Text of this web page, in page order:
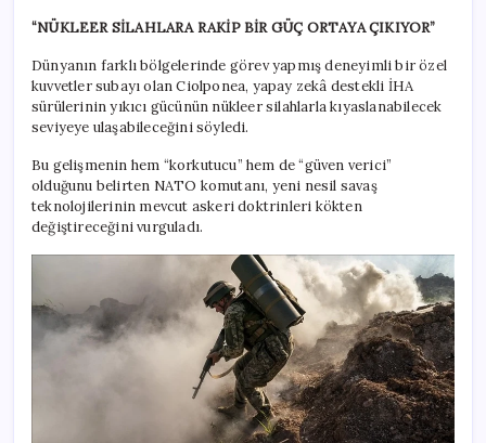
“NÜKLEER SİLAHLARA RAKİP BİR GÜÇ ORTAYA ÇIKIYOR”
Dünyanın farklı bölgelerinde görev yapmış deneyimli bir özel
kuvvetler subayı olan Ciolponea, yapay zekâ destekli İHA
sürülerinin yıkıcı gücünün nükleer silahlarla kıyaslanabilecek
seviyeye ulaşabileceğini söyledi.
Bu gelişmenin hem “korkutucu” hem de “güven verici”
olduğunu belirten NATO komutanı, yeni nesil savaş
teknolojilerinin mevcut askeri doktrinleri kökten
değiştireceğini vurguladı.